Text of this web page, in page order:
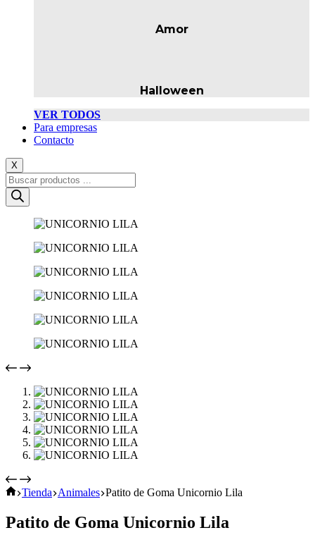
Amor
Halloween
VER TODOS
Para empresas
Contacto
X
Búsqueda
de
productos
Inicio
Tienda Animales Patito de Goma Unicornio Lila
Patito de Goma Unicornio Lila